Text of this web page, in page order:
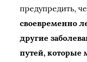
предупредить,
своевременно
другие
путей, которые